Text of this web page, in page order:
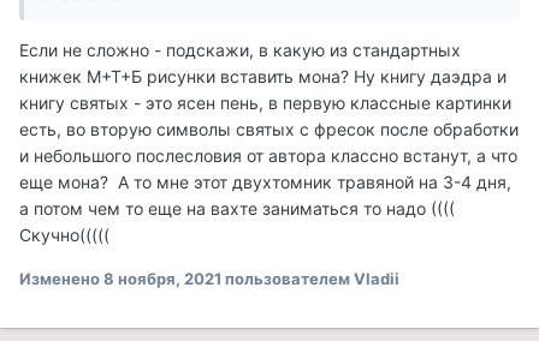
Если не сложно - подскажи, в какую из стандартных
книжек М+Т+Б рисунки вставить мона? Ну книгу даэдра и
книгу святых - это ясен пень, в первую классные картинки
есть, во вторую символы святых с фресок после обработки
и небольшого послесловия от автора классно встанут, а что
еще мона? А то мне этот двухтомник травяной на 3-4 дня,
а потом чем то еще на вахте заниматься то надо ((((
Скучно(((((
Изменено8 ноября, 2021 пользователем Vladii